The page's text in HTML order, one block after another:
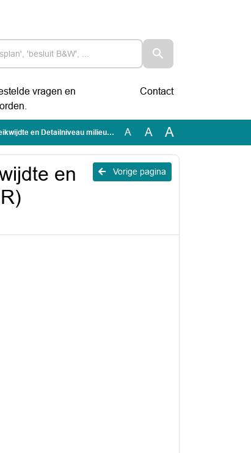
vragen en
Contact
(MER) gebiedsontwikkeling Lbroek.docx A A A
Vorige pagina
en